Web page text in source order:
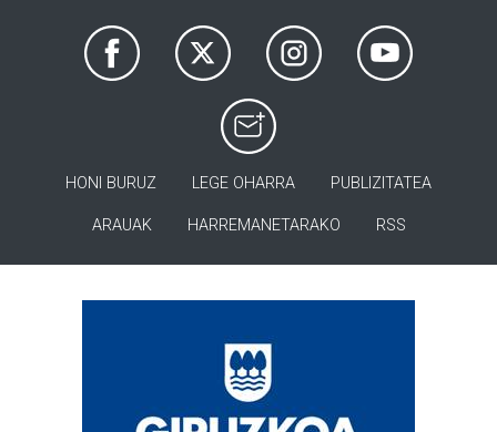
HONI BURUZ LEGE OHARRA PUBLIZITATEA
ARAUAK HARREMANETARAKO RSS